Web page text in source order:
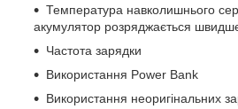
Температура навколишнього
акумулятор розряджається
Частота зарядки
Використання Power Bank
Використання неоригінальних